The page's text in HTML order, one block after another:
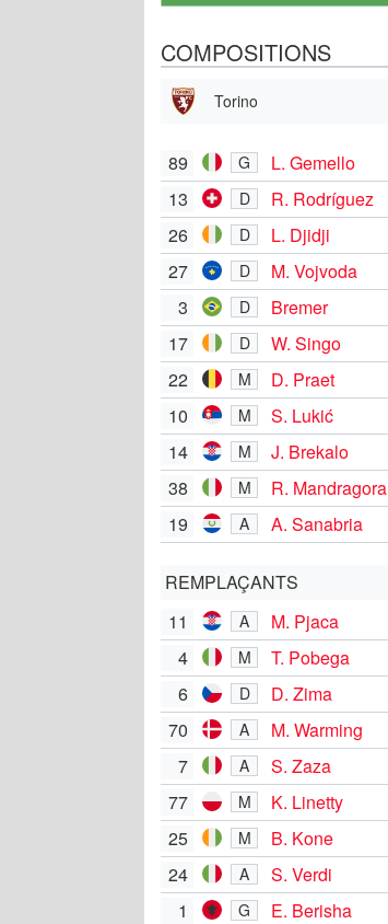
COMPOSITIONS
Torino
89 G
L. Gemello
13
D
R. Rodríguez
26
D L. Djidji
27 D M. Vojvoda
3 D
Bremer
17
D W. Singo
22 M D. Praet
10 M
S. Lukić
14
M J. Brekalo
38 M
R. Mandragora
19
A A. Sanabria
REMPLAÇANTS
11
A M. Pjaca
4 M T. Pobega
6 D D. Zima
70 A M. Warming
7 A
S. Zaza
77
M
K. Linetty
25
M
B. Kone
24
A
S. Verdi
1
G
E. Berisha